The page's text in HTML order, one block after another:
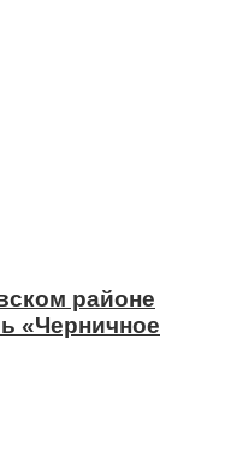
районе
«Черничное